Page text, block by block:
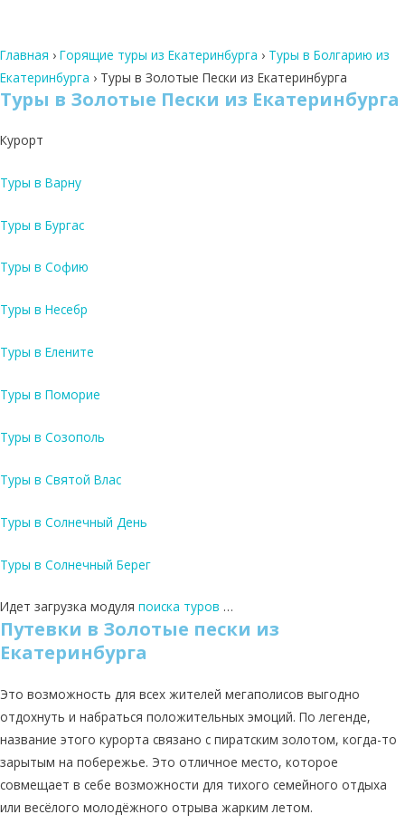
Главная › Горящие туры из Екатеринбурга › Туры в Болгарию из
Екатеринбурга › Туры в Золотые Пески из Екатеринбурга
Туры в Золотые Пески из Екатеринбурга
Курорт
Туры в Варну
Туры в Бургас
Туры в Софию
Туры в Несебр
Туры в Елените
Туры в Поморие
Туры в Созополь
Туры в Святой Влас
Туры в Солнечный День
Туры в Солнечный Берег
Идет загрузка модуля поиска туров …
Путевки в Золотые пески из
Екатеринбурга
Это возможность для всех жителей мегаполисов выгодно
отдохнуть и набраться положительных эмоций. По легенде,
название этого курорта связано с пиратским золотом, когда-то
зарытым на побережье. Это отличное место, которое
совмещает в себе возможности для тихого семейного отдыха
или весёлого молодёжного отрыва жарким летом.